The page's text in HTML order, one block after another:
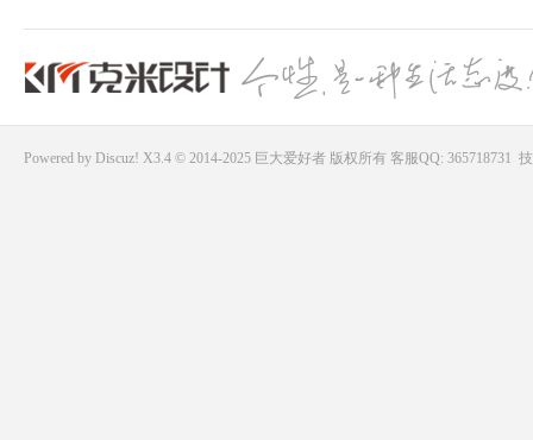
Powered by Discuz! X3.4 © 2014-2025 巨大爱好者版权所有 客服QQ: 365718731